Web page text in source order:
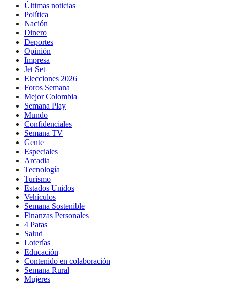
Últimas noticias
Política
Nación
Dinero
Deportes
Opinión
Impresa
Jet Set
Elecciones 2026
Foros Semana
Mejor Colombia
Semana Play
Mundo
Confidenciales
Semana TV
Gente
Especiales
Arcadia
Tecnología
Turismo
Estados Unidos
Vehículos
Semana Sostenible
Finanzas Personales
4 Patas
Salud
Loterías
Educación
Contenido en colaboración
Semana Rural
Mujeres